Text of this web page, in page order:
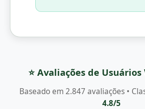
⭐ Avaliações de
Baseado em 2.847 avaliações •
4.8/5